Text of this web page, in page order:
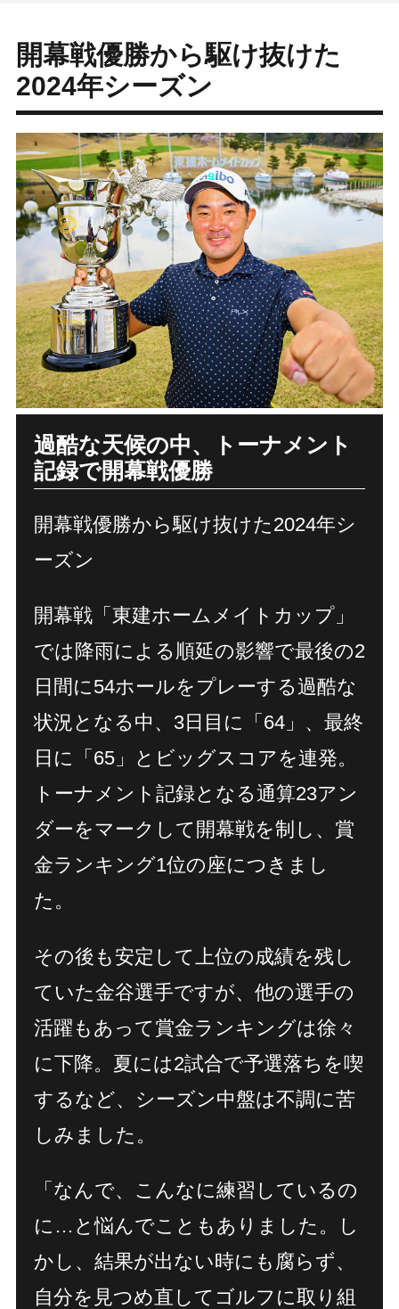
開幕戦優勝から駆け抜けた
2024年シーズン
過酷な天候の中、トーナメント
記録で開幕戦優勝
開幕戦優勝から駆け抜けた2024年シ
ーズン
開幕戦「東建ホームメイトカップ」
では降雨による順延の影響で最後の2
日間に54ホールをプレーする過酷な
状況となる中、3日目に「64」、最終
日に「65」とビッグスコアを連発。
トーナメント記録となる通算23アン
ダーをマークして開幕戦を制し、賞
金ランキング1位の座につきまし
た。
その後も安定して上位の成績を残し
ていた金谷選手ですが、他の選手の
活躍もあって賞金ランキングは徐々
に下降。夏には2試合で予選落ちを喫
するなど、シーズン中盤は不調に苦
しみました。
「なんで、こんなに練習しているの
に…と悩んでこともありました。し
かし、結果が出ない時にも腐らず、
自分を見つめ直してゴルフに取り組